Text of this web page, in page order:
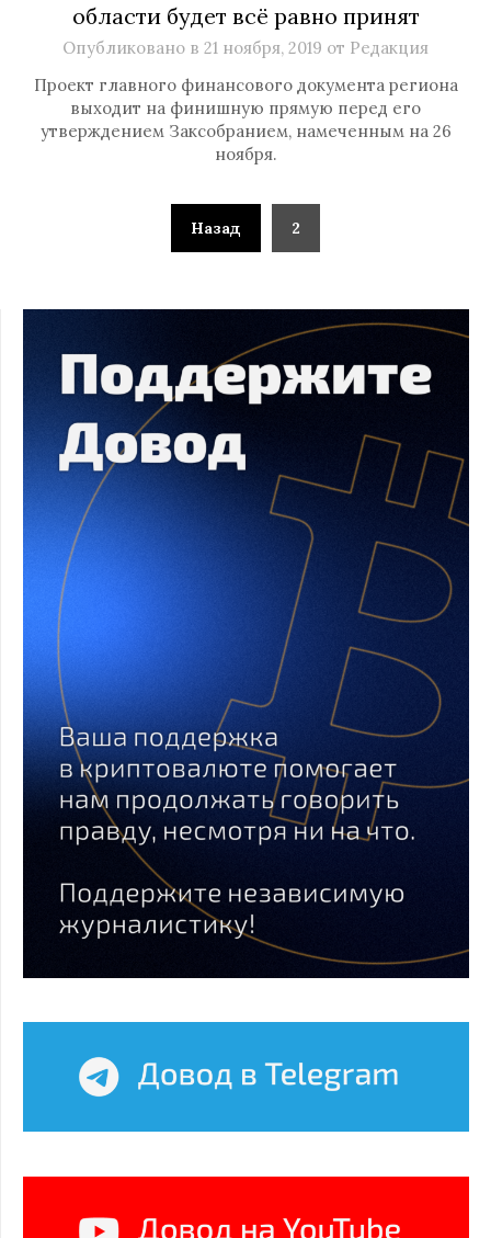
области будет всё равно принят
Опубликовано в 21 ноября, 2019 от Редакция
Проект главного финансового документа региона
выходит на финишную прямую перед его
утверждением Заксобранием, намеченным на 26
ноября.
Назад 2